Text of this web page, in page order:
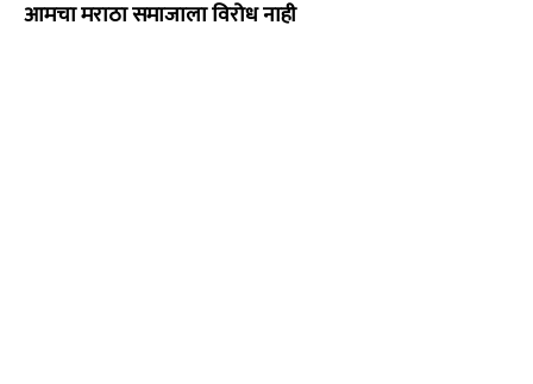
आमचा मराठा समाजाला विरोध नाही